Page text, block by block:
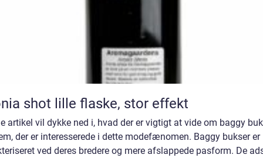
Aronia shot lille flaske, stor effekt
artikel vil dykke ned i, hvad der er vigtigt at vide om baggy
der er interesserede i dette modefænomen. Baggy bukser er
ved deres bredere og mere afslappede pasform. De